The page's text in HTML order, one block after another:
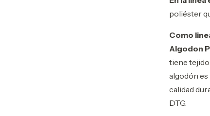
poliéster
Como
Algodon
tiene tejido
algodón
calidad
DTG.